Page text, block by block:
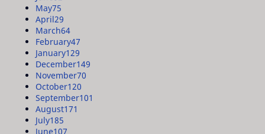
May75
April29
March64
February47
January129
December149
November70
October120
September101
August171
July185
June107